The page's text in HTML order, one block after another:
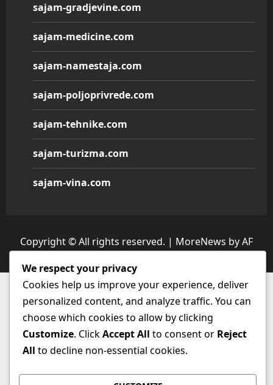
sajam-gradjevine.com
sajam-medicine.com
sajam-namestaja.com
sajam-poljoprivrede.com
sajam-tehnike.com
sajam-turizma.com
sajam-vina.com
Copyright © All rights reserved. | MoreNews by AF
We respect your privacy
Cookies help us improve your experience, deliver
personalized content, and analyze traffic. You can
choose which cookies to allow by clicking
Customize. ClickAccept All to consent or Reject
All to decline non-essential cookies.